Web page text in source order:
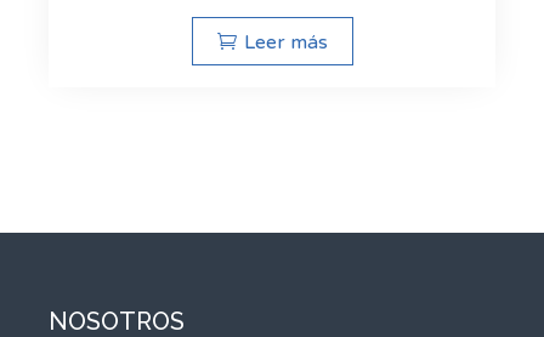
Leer más
NOSOTROS